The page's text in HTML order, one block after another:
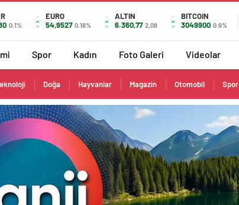
0.1%
EURO
54,9527 0.18%
ALTIN
6.360,77 2,08
BITCOIN
3049900 0.9%
Spor Kadın Foto Galeri Videolar
Doğa Hayvanlar Magazin Otomobil Spor